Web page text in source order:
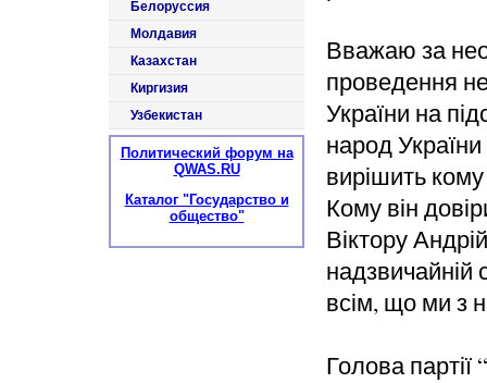
Вважаю за
проведення
України на
народ
вирішить кому
Кому він
Віктору
надзвичайній
всім, що ми з
Голова
Белоруссия
Молдавия
Казахстан
Киргизия
Узбекистан
Политический форум на
QWAS.RU
Каталог "Государство и
общество"